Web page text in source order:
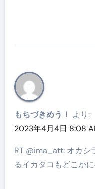
もちづきめう！ より:
2023年4月4日 8:08
RT @ima_att: オカシ
るイカタコもどこか